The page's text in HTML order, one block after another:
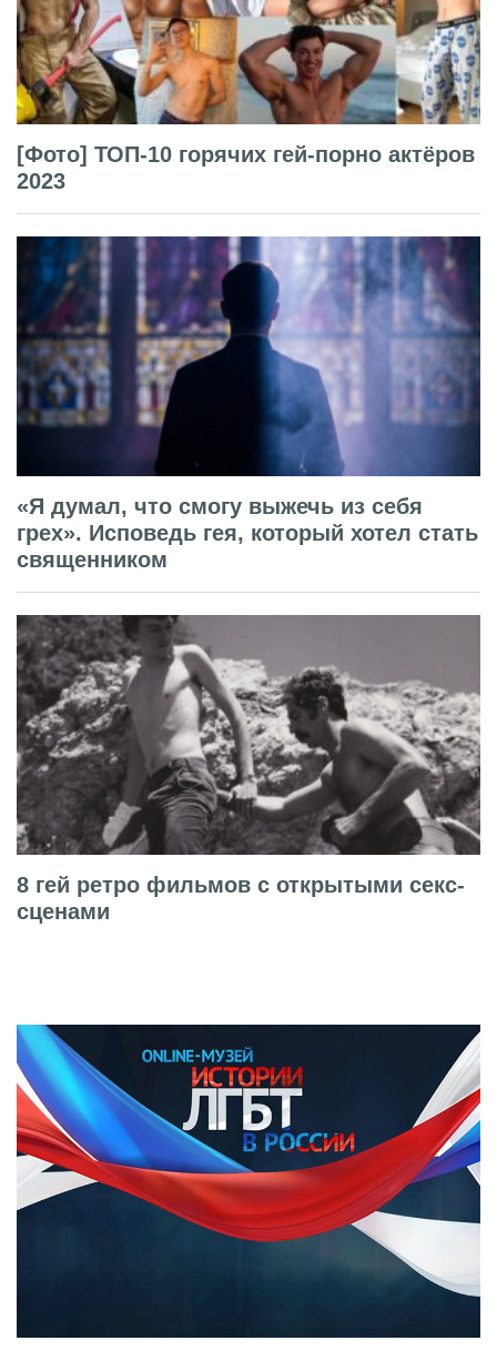
[Фото] ТОП-10 горячих гей-порно актёров
2023
«Я думал, что смогу выжечь из себя
грех». Исповедь гея, который хотел стать
священником
8 гей ретро фильмов с открытыми секс-
сценами